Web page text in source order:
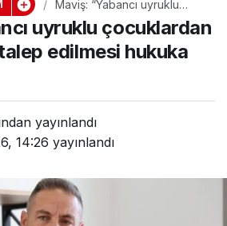
Maviş: “Yabancı uyruklu
çocuklardan dil sertifikası
talep edilmesi hukuka aykırı
uyruklu çocuklardan
edilmesi hukuka
yayınlandı
14:26 yayınlandı